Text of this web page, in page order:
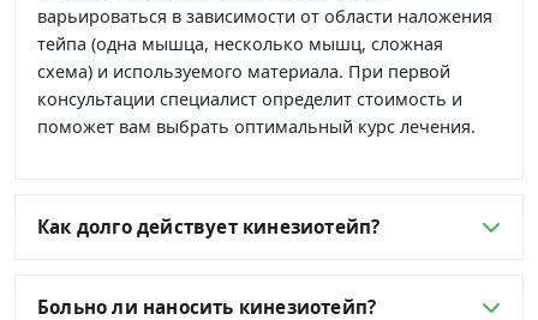
варьироваться в зависимости от области наложения
тейпа (одна мышца, несколько мышц, сложная
схема) и используемого материала. При первой
консультации специалист определит стоимость и
поможет вам выбрать оптимальный курс лечения.
Как долго действует кинезиотейп?
Больно ли наносить кинезиотейп?